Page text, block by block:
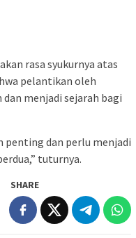
rasa syukurnya atas
pelantikan oleh
menjadi sejarah bagi
penting dan perlu menjadi
tuturnya.
SHARE